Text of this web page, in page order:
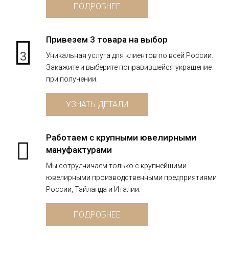
ПОДРОБНЕЕ
3
Привезем 3 товара на выбор
Уникальная услуга для клиентов по всей России.
Закажите и выберите понравившейся украшение
при получении.
УЗНАТЬ ДЕТАЛИ
Работаем с крупными ювелирными
мануфактурами
Мы сотрудничаем только с крупнейшими
ювелирными производственными предприятиями
России, Тайланда и Италии.
ПОДРОБНЕЕ